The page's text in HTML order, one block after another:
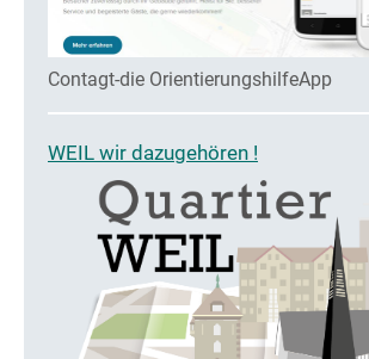
Contagt-die OrientierungshilfeApp
WEIL wir dazugehören !